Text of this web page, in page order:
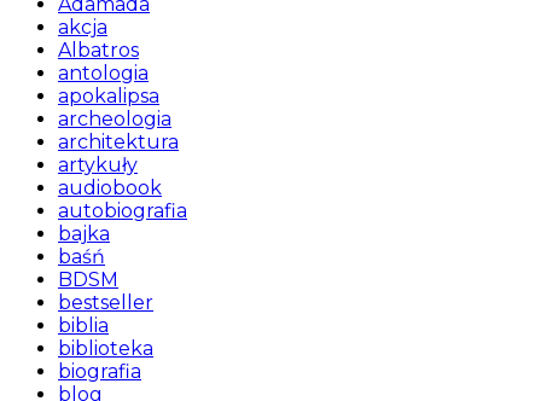
akcja
Albatros
antologia
apokalipsa
archeologia
architektura
artykuły
audiobook
autobiografia
bajka
baśń
BDSM
bestseller
biblia
biblioteka
biografia
blog